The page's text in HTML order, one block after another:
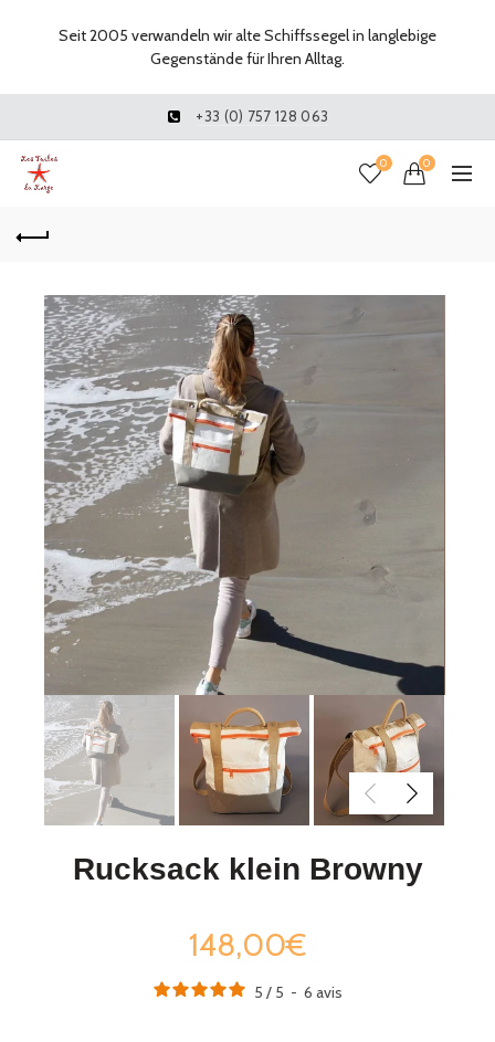
+33 (0) 757 128 063
0 0
Rucksack klein Browny
148,00€
5 / 5 - 6 avis
Seit 2005 verwandeln wir alte Schiffssegel in langlebige
Gegenstände für Ihren Alltag.